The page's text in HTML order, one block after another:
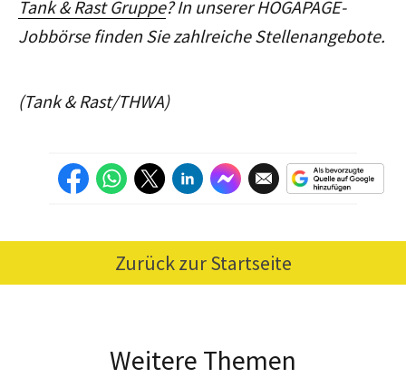
Tank & Rast Gruppe? In unserer HOGAPAGE-
Jobbörse finden Sie zahlreiche Stellenangebote.
(Tank & Rast/THWA)
Zurück zur Startseite
Weitere Themen